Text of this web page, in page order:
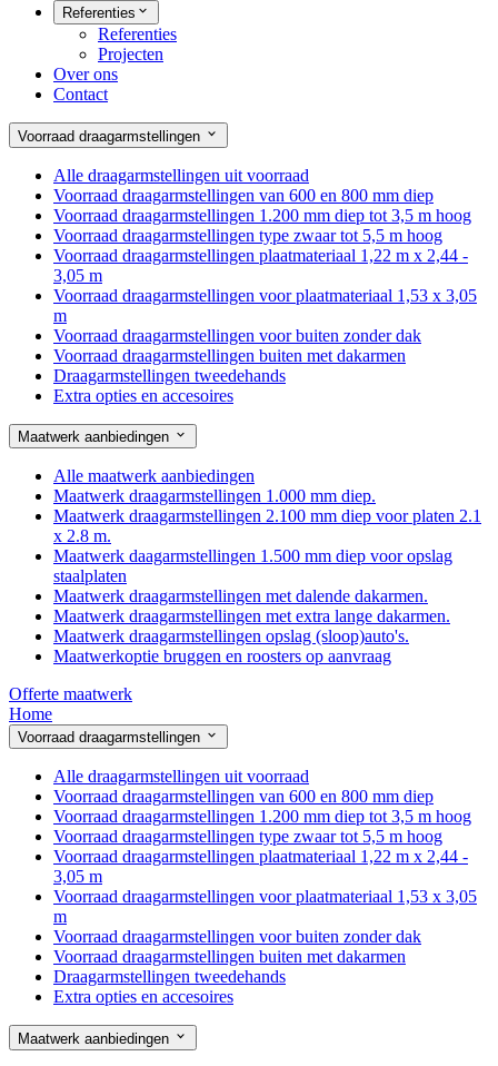
Referenties
Referenties
Projecten
Over ons
Contact
Voorraad draagarmstellingen
Alle draagarmstellingen uit voorraad
Voorraad draagarmstellingen van 600 en 800 mm diep
Voorraad draagarmstellingen 1.200 mm diep tot 3,5 m hoog
Voorraad draagarmstellingen type zwaar tot 5,5 m hoog
Voorraad draagarmstellingen plaatmateriaal 1,22 m x 2,44 -
3,05 m
Voorraad draagarmstellingen voor plaatmateriaal 1,53 x 3,05
m
Voorraad draagarmstellingen voor buiten zonder dak
Voorraad draagarmstellingen buiten met dakarmen
Draagarmstellingen tweedehands
Extra opties en accesoires
Maatwerk aanbiedingen
Alle maatwerk aanbiedingen
Maatwerk draagarmstellingen 1.000 mm diep.
Maatwerk draagarmstellingen 2.100 mm diep voor platen 2.1
x 2.8 m.
Maatwerk daagarmstellingen 1.500 mm diep voor opslag
staalplaten
Maatwerk draagarmstellingen met dalende dakarmen.
Maatwerk draagarmstellingen met extra lange dakarmen.
Maatwerk draagarmstellingen opslag (sloop)auto's.
Maatwerkoptie bruggen en roosters op aanvraag
Offerte maatwerk
Home
Voorraad draagarmstellingen
Alle draagarmstellingen uit voorraad
Voorraad draagarmstellingen van 600 en 800 mm diep
Voorraad draagarmstellingen 1.200 mm diep tot 3,5 m hoog
Voorraad draagarmstellingen type zwaar tot 5,5 m hoog
Voorraad draagarmstellingen plaatmateriaal 1,22 m x 2,44 -
3,05 m
Voorraad draagarmstellingen voor plaatmateriaal 1,53 x 3,05
m
Voorraad draagarmstellingen voor buiten zonder dak
Voorraad draagarmstellingen buiten met dakarmen
Draagarmstellingen tweedehands
Extra opties en accesoires
Maatwerk aanbiedingen